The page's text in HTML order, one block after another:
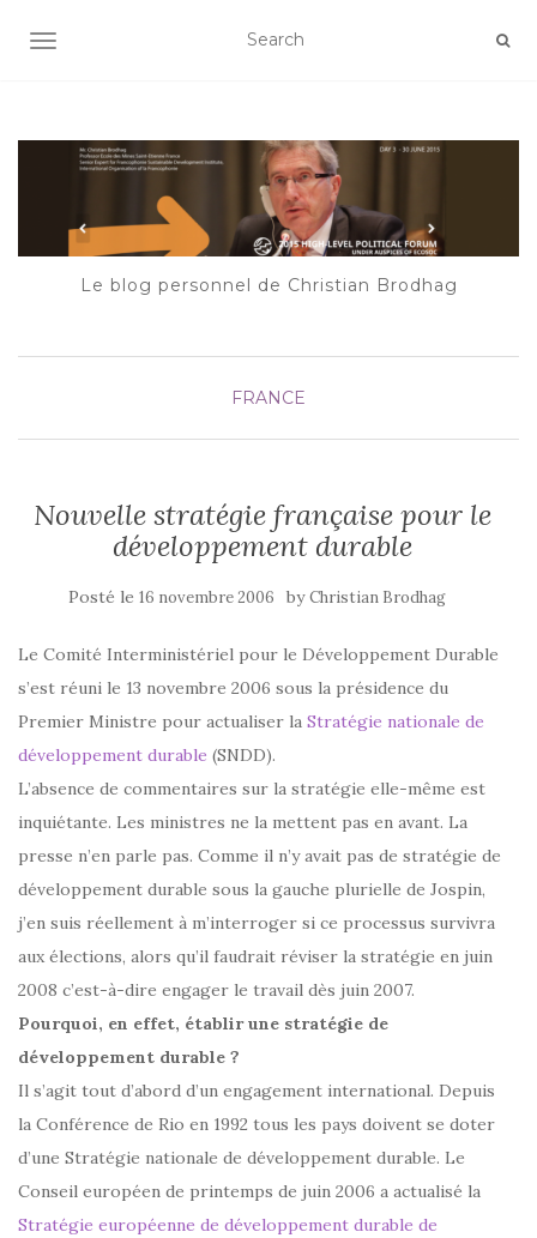
AFFICHER/MASQUER LA NAVIGATION
Le blog personnel de Christian Brodhag
FRANCE
Nouvelle stratégie française pour le
développement durable
Posté le 16 novembre 2006 byChristian Brodhag
Le Comité Interministériel pour le Développement Durable
s’est réuni le 13 novembre 2006 sous la présidence du
Premier Ministre pour actualiser la Stratégie nationale de
développement durable (SNDD).
L’absence de commentaires sur la stratégie elle-même est
inquiétante. Les ministres ne la mettent pas en avant. La
presse n’en parle pas. Comme il n’y avait pas de stratégie de
développement durable sous la gauche plurielle de Jospin,
j’en suis réellement à m’interroger si ce processus survivra
aux élections, alors qu’il faudrait réviser la stratégie en juin
2008 c’est-à-dire engager le travail dès juin 2007.
Pourquoi, en effet, établir une stratégie de
développement durable ?
Il s’agit tout d’abord d’un engagement international. Depuis
la Conférence de Rio en 1992 tous les pays doivent se doter
d’une Stratégie nationale de développement durable. Le
Conseil européen de printemps de juin 2006 a actualisé la
Stratégie européenne de développement durable de